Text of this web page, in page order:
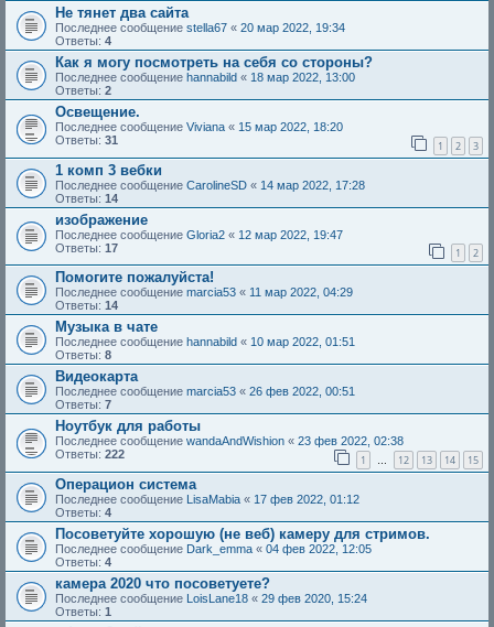
Не тянет два сайта
Последнее сообщение stella67 « 20 мар 2022, 19:34
Ответы: 4
Как я могу посмотреть на себя со стороны?
Последнее сообщение hannabild « 18 мар 2022, 13:00
Ответы: 2
Освещение.
Последнее сообщение Viviana « 15 мар 2022, 18:20
Ответы: 31 1 2 3
1 комп 3 вебки
Последнее сообщение CarolineSD « 14 мар 2022, 17:28
Ответы: 14
изображение
Последнее сообщение Gloria2 « 12 мар 2022, 19:47
Ответы: 17 1 2
Помогите пожалуйста!
Последнее сообщение marcia53 « 11 мар 2022, 04:29
Ответы: 14
Музыка в чате
Последнее сообщение hannabild « 10 мар 2022, 01:51
Ответы: 8
Видеокарта
Последнее сообщение marcia53 « 26 фев 2022, 00:51
Ответы: 7
Ноутбук для работы
Последнее сообщение wandaAndWishion « 23 фев 2022, 02:38
Ответы: 222 1 … 12 13 14 15
Операцион система
Последнее сообщение LisaMabia « 17 фев 2022, 01:12
Ответы: 4
Посоветуйте хорошую (не веб) камеру для стримов.
Последнее сообщение Dark_emma « 04 фев 2022, 12:05
Ответы: 4
камера 2020 что посоветуете?
Последнее сообщение LoisLane18 « 29 фев 2020, 15:24
Ответы: 1